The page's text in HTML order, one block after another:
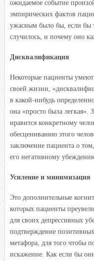
ожидаемое событие
эмпирических фактов
ужасным было бы, если бы
случилось, и почему оно
Дисквалификация
Некоторые пациенты умеют
своей жизни,
в какой-нибудь
она «просто была легкая».
нравится конкретному
обесцениванию этого
заключение пациента о
его негативному
Усиление и минимизация
Это дополнительные
которых пациенты
для своих депрессивных
подтверждение
метафора, для того чтобы
искажение. Как если бы